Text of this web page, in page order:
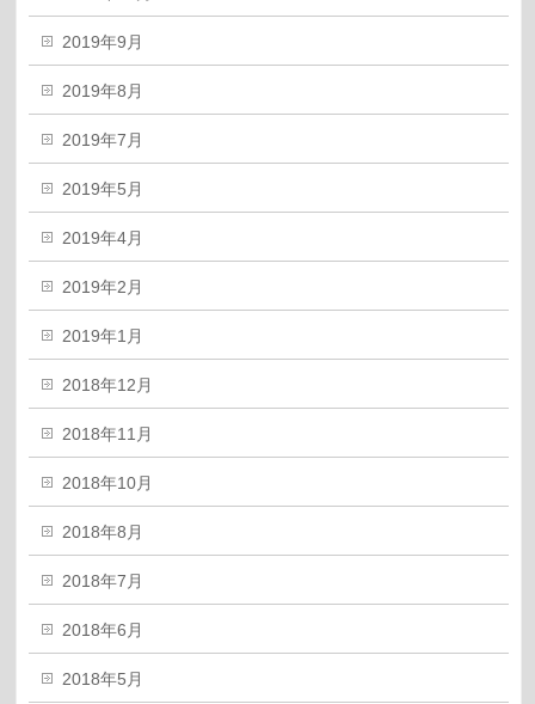
2019年9月
2019年8月
2019年7月
2019年5月
2019年4月
2019年2月
2019年1月
2018年12月
2018年11月
2018年10月
2018年8月
2018年7月
2018年6月
2018年5月